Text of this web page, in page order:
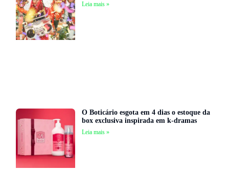
Leia mais »
O Boticário esgota em 4 dias o estoque da
box exclusiva inspirada em k-dramas
Leia mais »